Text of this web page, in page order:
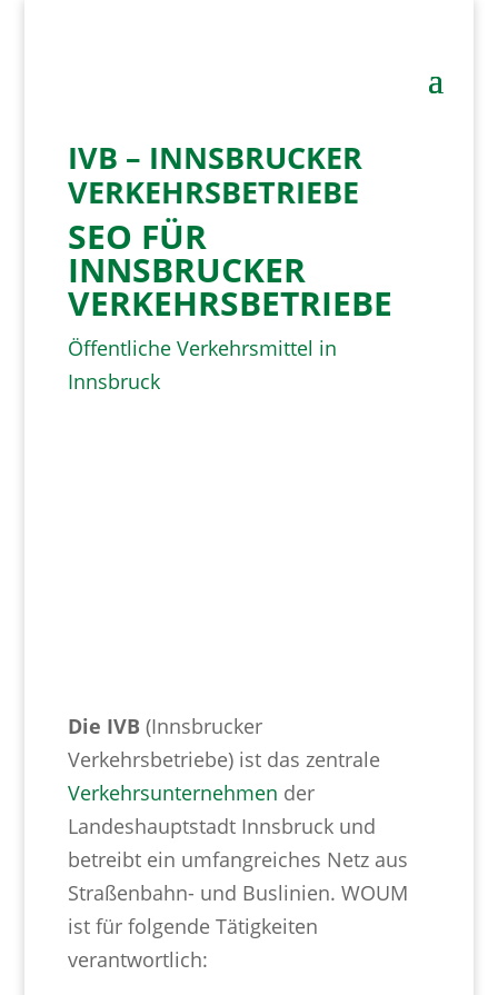
IVB – INNSBRUCKER
VERKEHRSBETRIEBE
SEO FÜR
INNSBRUCKER
VERKEHRSBETRIEBE
Öffentliche Verkehrsmittel in
Innsbruck
Die IVB (Innsbrucker
Verkehrsbetriebe) ist das zentrale
Verkehrsunternehmen der
Landeshauptstadt Innsbruck und
betreibt ein umfangreiches Netz aus
Straßenbahn- und Buslinien. WOUM
ist für folgende Tätigkeiten
verantwortlich: